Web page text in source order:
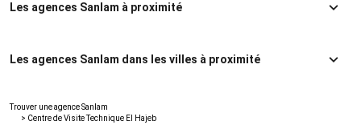
Les agences Sanlam à proximité
Les agences Sanlam dans les villes à proximité
Trouver une agence Sanlam
> Centre de Visite Technique El Hajeb